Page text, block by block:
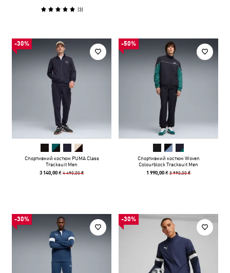
(3)
-30%
Спортивний костюм PUMA Class
Tracksuit Men
3 140,00 ₴4 490,00 ₴
-50%
Спортивний костюм Woven
Colourblock Tracksuit Men
1 990,00 ₴3 990,00 ₴
-30% -30%